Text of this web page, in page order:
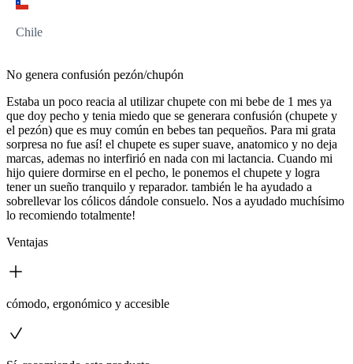
Chile
No genera confusión pezón/chupón
Estaba un poco reacia al utilizar chupete con mi bebe de 1 mes ya
que doy pecho y tenia miedo que se generara confusión (chupete y
el pezón) que es muy común en bebes tan pequeños. Para mi grata
sorpresa no fue así! el chupete es super suave, anatomico y no deja
marcas, ademas no interfirió en nada con mi lactancia. Cuando mi
hijo quiere dormirse en el pecho, le ponemos el chupete y logra
tener un sueño tranquilo y reparador. también le ha ayudado a
sobrellevar los cólicos dándole consuelo. Nos a ayudado muchísimo
lo recomiendo totalmente!
Ventajas
cómodo, ergonómico y accesible